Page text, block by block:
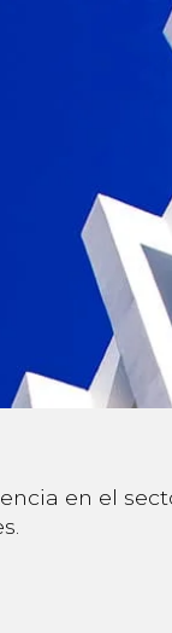
en el